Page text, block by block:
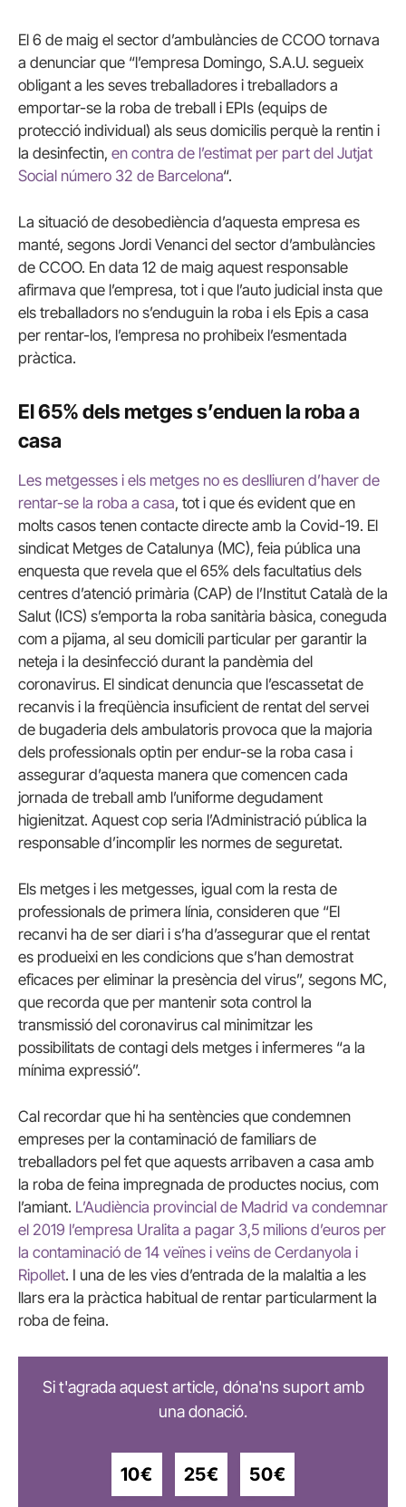
El 6 de maig el sector d’ambulàncies de CCOO tornava
a denunciar que “l’empresa Domingo, S.A.U. segueix
obligant a les seves treballadores i treballadors a
emportar-se la roba de treball i EPIs (equips de
protecció individual) als seus domicilis perquè la rentin i
la desinfectin, en contra de l’estimat per part del Jutjat
Social número 32 de Barcelona“.
La situació de desobediència d’aquesta empresa es
manté, segons Jordi Venanci del sector d’ambulàncies
de CCOO. En data 12 de maig aquest responsable
afirmava que l’empresa, tot i que l’auto judicial insta que
els treballadors no s’enduguin la roba i els Epis a casa
per rentar-los, l’empresa no prohibeix l’esmentada
pràctica.
El 65% dels metges s’enduen la roba a
casa
Les metgesses i els metges no es deslliuren d’haver de
rentar-se la roba a casa, tot i que és evident que en
molts casos tenen contacte directe amb la Covid-19. El
sindicat Metges de Catalunya (MC), feia pública una
enquesta que revela que el 65% dels facultatius dels
centres d’atenció primària (CAP) de l’Institut Català de la
Salut (ICS) s’emporta la roba sanitària bàsica, coneguda
com a pijama, al seu domicili particular per garantir la
neteja i la desinfecció durant la pandèmia del
coronavirus. El sindicat denuncia que l’escassetat de
recanvis i la freqüència insuficient de rentat del servei
de bugaderia dels ambulatoris provoca que la majoria
dels professionals optin per endur-se la roba casa i
assegurar d’aquesta manera que comencen cada
jornada de treball amb l’uniforme degudament
higienitzat. Aquest cop seria l’Administració pública la
responsable d’incomplir les normes de seguretat.
Els metges i les metgesses, igual com la resta de
professionals de primera línia, consideren que “El
recanvi ha de ser diari i s’ha d’assegurar que el rentat
es produeixi en les condicions que s’han demostrat
eficaces per eliminar la presència del virus”, segons MC,
que recorda que per mantenir sota control la
transmissió del coronavirus cal minimitzar les
possibilitats de contagi dels metges i infermeres “a la
mínima expressió”.
Cal recordar que hi ha sentències que condemnen
empreses per la contaminació de familiars de
treballadors pel fet que aquests arribaven a casa amb
la roba de feina impregnada de productes nocius, com
l’amiant. L’Audiència provincial de Madrid va condemnar
el 2019 l’empresa Uralita a pagar 3,5 milions d’euros per
la contaminació de 14 veïnes i veïns de Cerdanyola i
Ripollet. I una de les vies d’entrada de la malaltia a les
llars era la pràctica habitual de rentar particularment la
roba de feina.
Si t'agrada aquest article, dóna'ns suport amb
una donació.
10€ 25€ 50€